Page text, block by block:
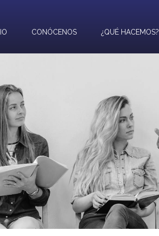
CONÓCENOS ¿QUÉ HACEMOS?